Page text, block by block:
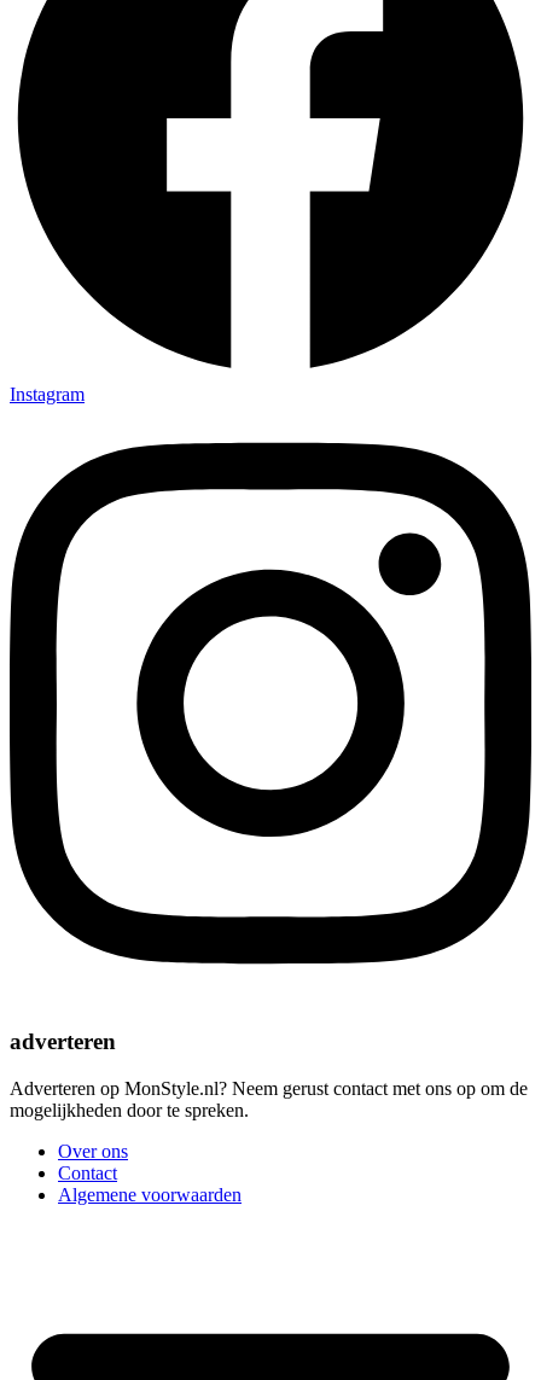
Instagram
adverteren
Adverteren op MonStyle.nl? Neem gerust contact met ons op om de
mogelijkheden door te spreken.
Over ons
Contact
Algemene voorwaarden